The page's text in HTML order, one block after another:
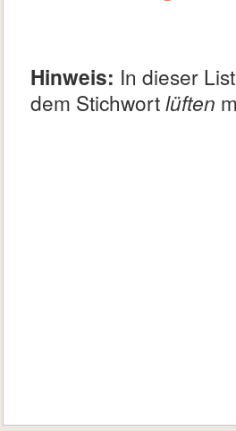
Hinweis: In dieser
dem Stichwortlüften